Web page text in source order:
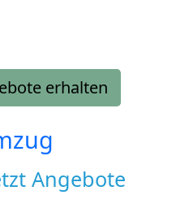
erhalten
Angebote